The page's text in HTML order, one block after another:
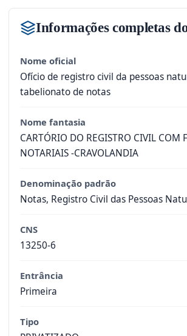
Informações completas
Nome oficial
Ofício de registro civil da pessoas
tabelionato de notas
Nome fantasia
CARTÓRIO DO REGISTRO CIVIL COM
NOTARIAIS -CRAVOLANDIA
Denominação padrão
Notas, Registro Civil das Pessoas
CNS
13250-6
Entrância
Primeira
Tipo